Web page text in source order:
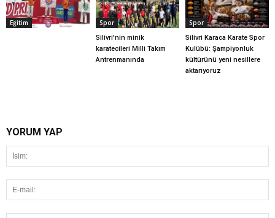
Eğitim Spor
Silivri'nin minik
karatecileri Milli Takım
Antrenmanında
Spor
Silivri Karaca Karate Spor
Kulübü: Şampiyonluk
kültürünü yeni nesillere
aktarıyoruz
YORUM YAP